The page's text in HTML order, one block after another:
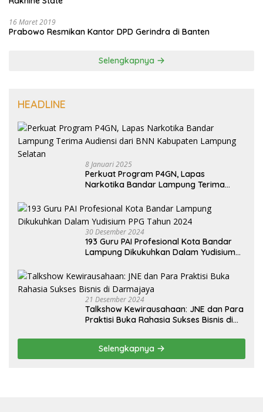
16 Maret 2019
Prabowo Resmikan Kantor DPD Gerindra di Banten
Selengkapnya
HEADLINE
8 Januari 2025
Perkuat Program P4GN, Lapas
Narkotika Bandar Lampung Terima
Selatan
30 Desember 2024
193 Guru PAI Profesional Kota Bandar
Lampung Dikukuhkan Dalam Yudisium
21 Desember 2024
Talkshow Kewirausahaan: JNE dan Para
Praktisi Buka Rahasia Sukses Bisnis di
Selengkapnya